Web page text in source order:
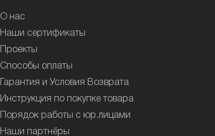
О нас
Наши сертификаты
Проекты
Способы оплаты
Гарантия и Условия Возврата
Инструкция по покупке товара
Порядок работы с юр.лицами
Наши партнёры